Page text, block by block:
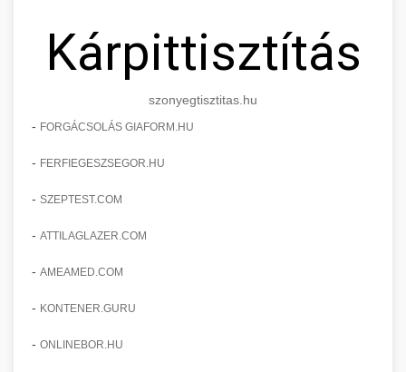
Kárpittisztítás
szonyegtisztitas.hu
- FORGÁCSOLÁS GIAFORM.HU
- FERFIEGESZSEGOR.HU
- SZEPTEST.COM
- ATTILAGLAZER.COM
- AMEAMED.COM
- KONTENER.GURU
- ONLINEBOR.HU